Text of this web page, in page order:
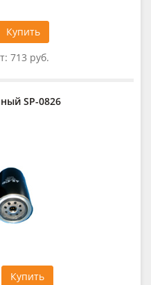
Купить
713 руб.
SP-0826
Купить